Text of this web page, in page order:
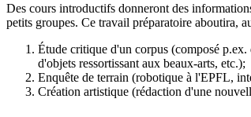
Des cours introductifs donneront des
petits groupes. Ce travail préparatoire aboutira,
Étude critique d'un corpus (composé p.ex.
d'objets ressortissant aux beaux-arts, etc.);
Enquête de terrain (robotique à l'EPFL,
Création artistique (rédaction d'une